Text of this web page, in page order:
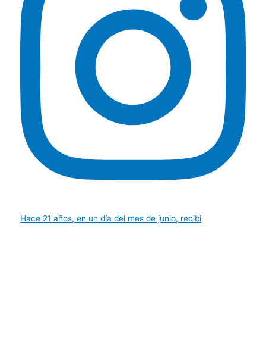
Hace 21 años, en un día del mes de junio, recibi